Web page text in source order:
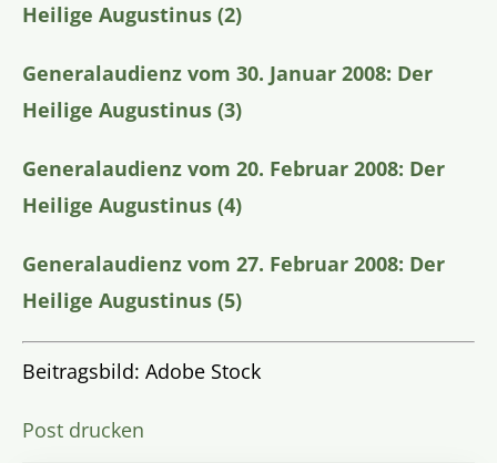
Heilige Augustinus (2)
Generalaudienz vom 30. Januar 2008: Der
Heilige Augustinus (3)
Generalaudienz vom 20. Februar 2008: Der
Heilige Augustinus (4)
Generalaudienz vom 27. Februar 2008: Der
Heilige Augustinus (5)
Beitragsbild: Adobe Stock
Post drucken